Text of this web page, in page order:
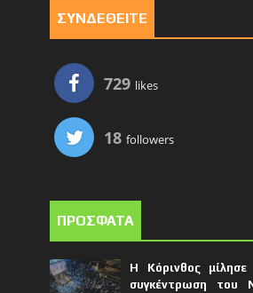
ΣΥΝΔΕΘΕΙΤΕ
729 likes
18 followers
ΠΡΟΣΦΑΤΑ
Η Κόρινθος
συγκέντρωση του